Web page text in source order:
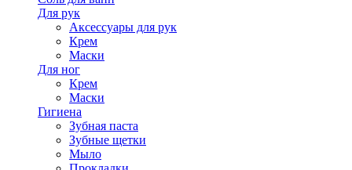
Для рук
Аксессуары для рук
Крем
Маски
Для ног
Крем
Маски
Гигиена
Зубная паста
Зубные щетки
Мыло